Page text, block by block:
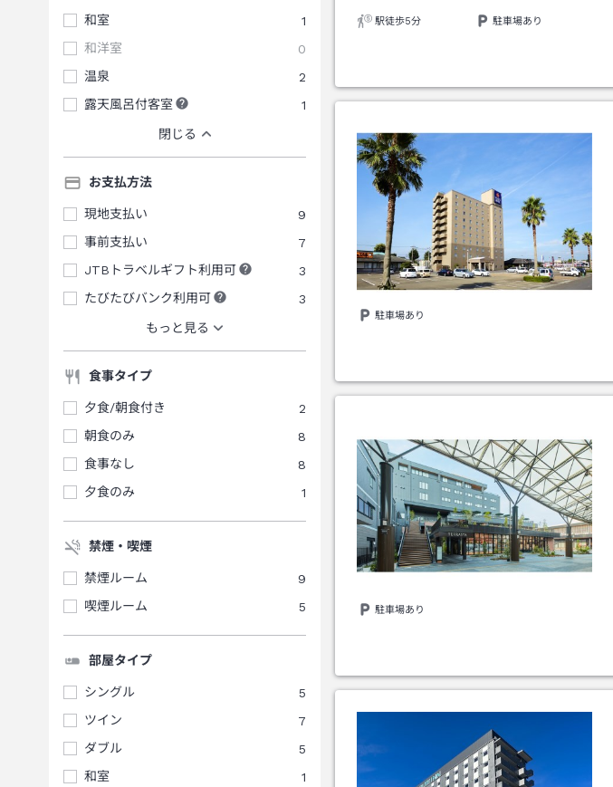
和室
1
和洋室
0
温泉
2
露天風呂付客室
1
閉じる
お支払方法
現地支払い
9
事前支払い
7
JTBトラベルギフト利用可
3
たびたびバンク利用可
3
もっと見る
食事タイプ
夕食/朝食付き
2
朝食のみ
8
食事なし
8
夕食のみ
1
禁煙・喫煙
禁煙ルーム
9
喫煙ルーム
5
部屋タイプ
シングル
5
ツイン
7
ダブル
5
和室
1
駅徒歩5分 駐車場あり
駐車場あり
駐車場あり